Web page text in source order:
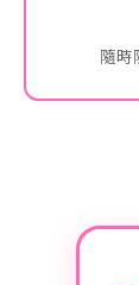
隨時